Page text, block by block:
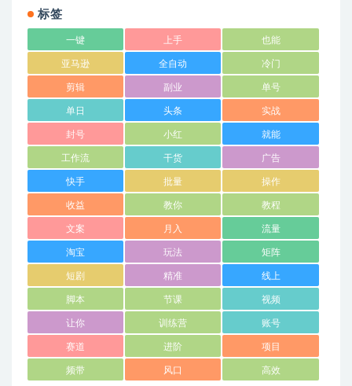
标签
一键 上手 也能
亚马逊 全自动 冷门
剪辑 副业 单号
单日 头条 实战
封号 小红 就能
工作流 干货 广告
快手 批量 操作
收益 教你 教程
文案 月入 流量
淘宝 玩法 矩阵
短剧 精准 线上
脚本 节课 视频
让你 训练营 账号
赛道 进阶 项目
频带 风口 高效